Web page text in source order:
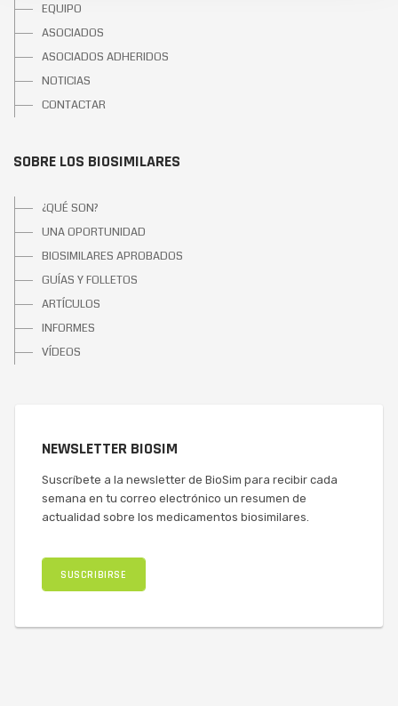
EQUIPO
ASOCIADOS
ASOCIADOS ADHERIDOS
NOTICIAS
CONTACTAR
SOBRE LOS BIOSIMILARES
¿QUÉ SON?
UNA OPORTUNIDAD
BIOSIMILARES APROBADOS
GUÍAS Y FOLLETOS
ARTÍCULOS
INFORMES
VÍDEOS
NEWSLETTER BIOSIM
Suscríbete a la newsletter de BioSim para recibir cada
semana en tu correo electrónico un resumen de
actualidad sobre los medicamentos biosimilares.
SUSCRIBIRSE